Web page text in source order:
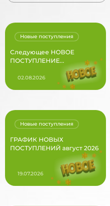
Следующее НОВОЕ
ПОСТУПЛЕНИЕ...
Новые поступления
02.08.2026
ГРАФИК НОВЫХ
ПОСТУПЛЕНИЙ август 2026
Новые поступления
19.07.2026